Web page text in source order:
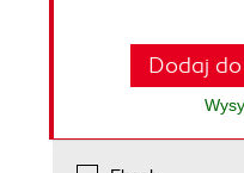
Dodaj